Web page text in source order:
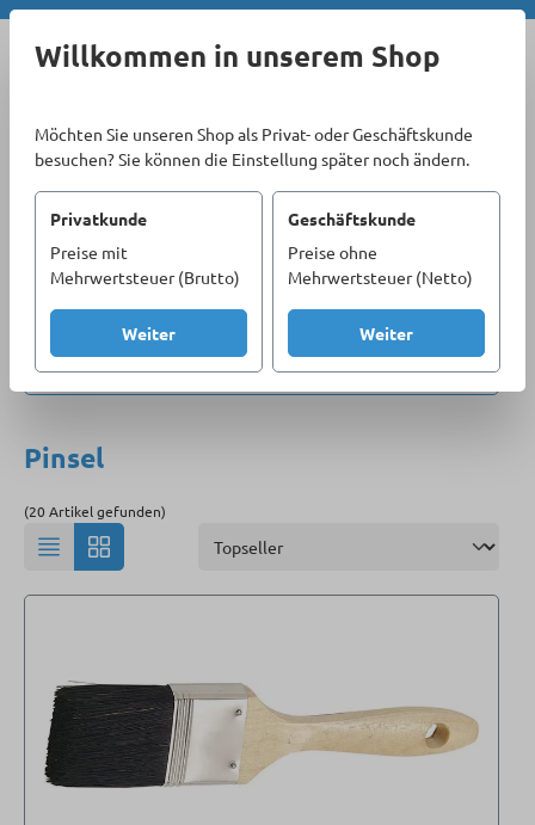
Zum Hauptinhalt springen
Willkommen in unserem Shop
Möchten Sie unseren Shop als Privat- oder Geschäftskunde
besuchen? Sie können die Einstellung später noch ändern.
Privatkunde
Preise mit
Mehrwertsteuer (Brutto)
Weiter
Geschäftskunde
Preise ohne
Mehrwertsteuer (Netto)
Weiter
Sortiment
Greif-, Schneid- und Schlagwerkzeuge
Malerwerkzeuge
Pinsel
Produkte filtern
Pinsel
(20 Artikel gefunden)